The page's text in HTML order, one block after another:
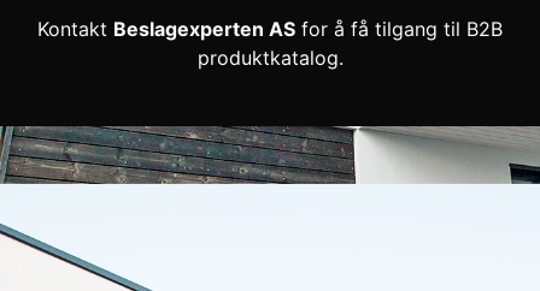
Kontakt Beslagexperten AS for å få tilgang til B2B
produktkatalog.